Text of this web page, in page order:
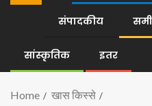
संपादकीय
सांस्कृतिक इतर
Home
खास किस्से